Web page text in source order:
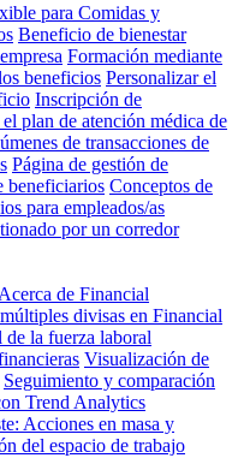
para Comidas y
Beneficio de bienestar
Formación mediante
beneficios Personalizar el
Inscripción de
plan de atención médica de
de transacciones de
Página de gestión de
beneficiarios Conceptos de
para empleados/as
por un corredor
Acerca de Financial
divisas en Financial
la fuerza laboral
Visualización de
Seguimiento y comparación
Trend Analytics
Acciones en masa y
del espacio de trabajo